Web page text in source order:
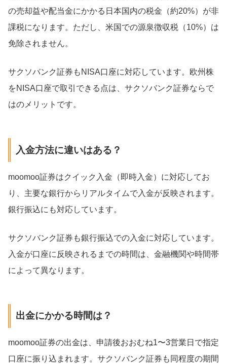
の売却益や配当金にかかる日本国内の税金（約20%）が非
課税になります。ただし、米国での源泉徴収税（10%）は
免除されません。
サクソバンク証券もNISA口座に対応しています。欧州株
をNISA口座で取引できる点は、サクソバンク証券ならで
はのメリットです。
入金方法に違いはある？
moomoo証券はクイック入金（即時入金）に対応してお
り、主要な銀行からリアルタイムで入金が反映されます。
銀行振込にも対応しています。
サクソバンク証券も銀行振込での入金に対応しています。
入金が口座に反映されるまでの時間は、金融機関や時間帯
によって異なります。
出金にかかる時間は？
moomoo証券の出金は、申請後おおむね1〜3営業日で指定
口座に振り込まれます。サクソバンク証券も同程度の期間